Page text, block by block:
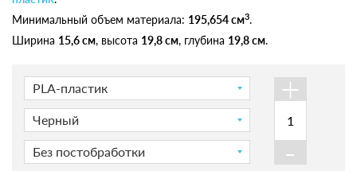
Минимальный объем материала: 195,654 см3.
Ширина 15,6 см, высота 19,8 см, глубина 19,8 см.
PLA-пластик
Черный
Без постобработки
+
-